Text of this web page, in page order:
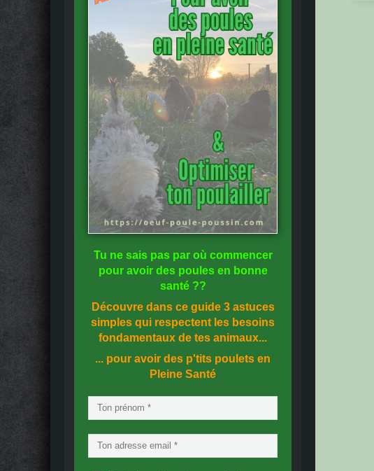
Tu ne sais pas par où commencer
pour avoir des poules en bonne
santé??
Découvre dans ce guide 3 astuces
simples qui respectent les besoins
fondamentaux de tes animaux...
... pour avoir des p'tits poulets en
Pleine Santé